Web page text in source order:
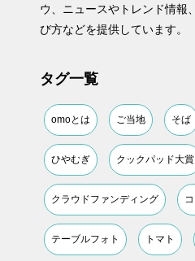
ウ、ニュースやトレンド情報
び方などを提供しています。
タグ一覧
omoとは ご当地 そば
ひやむぎ クックパッド大賞
クラウドファンディング
テーブルフォト トマト